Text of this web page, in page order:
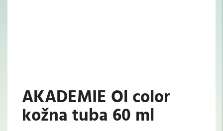
AKADEMIE Ol color
kožna tuba 60 ml